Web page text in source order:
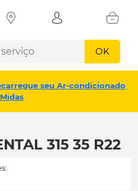
OK
seu Ar-condicionado
315 35 R22